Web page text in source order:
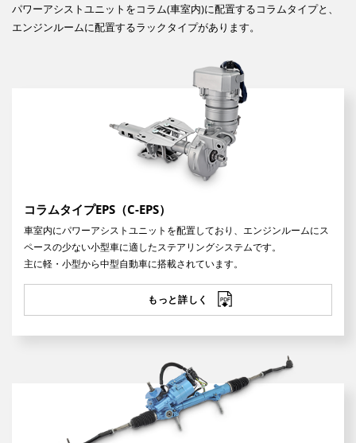
パワーアシストユニットをコラム(車室内)に配置するコラムタイプと、
エンジンルームに配置するラックタイプがあります。
コラムタイプEPS（C-EPS）
車室内にパワーアシストユニットを配置しており、エンジンルームにス
ペースの少ない小型車に適したステアリングシステムです。
主に軽・小型から中型自動車に搭載されています。
もっと詳しく